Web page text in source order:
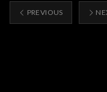
PREVIOUS